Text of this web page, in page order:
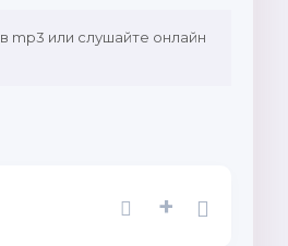
в mp3 или слушайте онлайн
+